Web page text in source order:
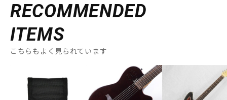
RECOMMENDED
ITEMS
こちらもよく見られています